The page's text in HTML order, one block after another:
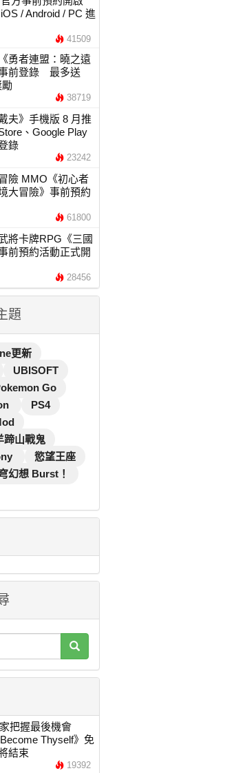
/ Android / PC 進
41509
勇者連盟：曉之遠
前登錄 最多送
勵
38719
夫》手機版 8 月推
、Google Play
錄
23242
險 MMO《初心者
大冒險》事前預約
61800
將卡牌RPG《三國
前預約活動正式開
28456
題
更新
UBISOFT
Go
PS4
蹄山戰鬼
慾望王座
幻想 Burst！
把握最後機會
Become Thyself》免
結束
19392